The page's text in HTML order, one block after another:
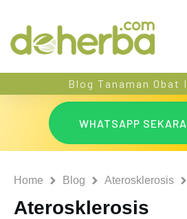
Blog Tanaman Obat
WHATSAPP
Home Blog Aterosklerosis
Aterosklerosis